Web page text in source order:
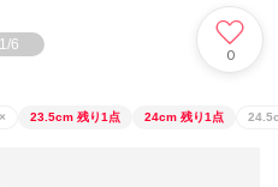
1 /6
0
× 23.5cm 残り1点 24cm 残り1点